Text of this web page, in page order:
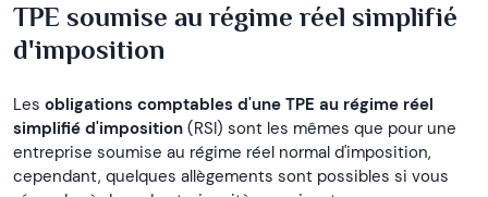
TPE soumise au régime réel simplifié
d'imposition
Les obligations comptables d'une TPE au régime réel
simplifié d'imposition (RSI) sont les mêmes que pour une
entreprise soumise au régime réel normal d'imposition,
cependant, quelques allègements sont possibles si vous